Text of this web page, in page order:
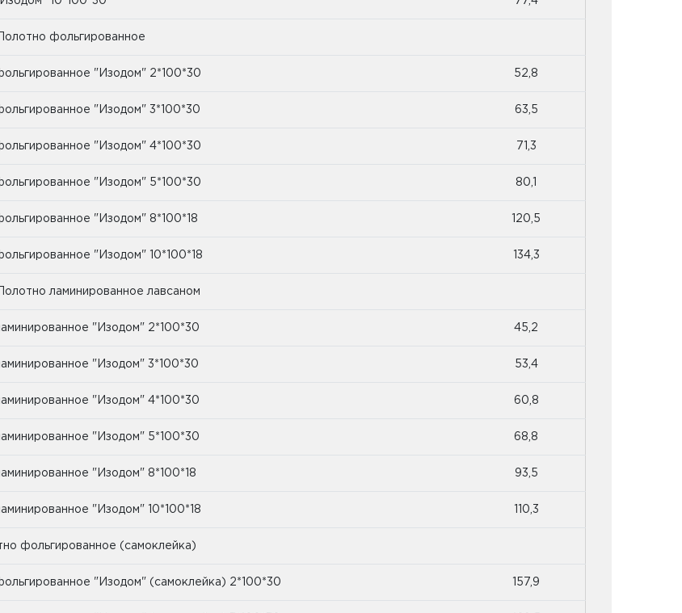
фольгированное
"Изодом" 2*100*30 52,8
"Изодом" 3*100*30 63,5
"Изодом" 4*100*30 71,3
"Изодом" 5*100*30 80,1
"Изодом" 8*100*18 120,5
"Изодом" 10*100*18 134,3
ламинированное лавсаном
"Изодом" 2*100*30 45,2
"Изодом" 3*100*30 53,4
"Изодом" 4*100*30 60,8
"Изодом" 5*100*30 68,8
"Изодом" 8*100*18 93,5
"Изодом" 10*100*18 110,3
(самоклейка)
"Изодом" (самоклейка) 2*100*30 157,9